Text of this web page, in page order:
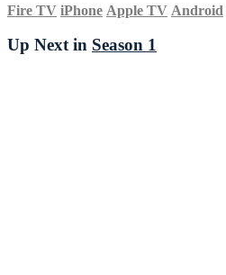
Fire TV iPhone Apple TV Android
Up Next in Season 1